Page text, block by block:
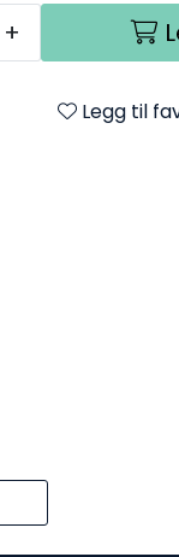
+
Legg til